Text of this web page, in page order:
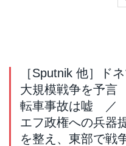
［Sputnik 他］ド
大規模戦争を予
転車事故は嘘 ／
エフ政権への兵器
を整え、東部で戦